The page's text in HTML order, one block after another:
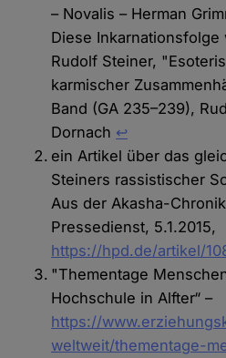
– Novalis – Herman
Diese
Rudolf Steiner,
karmischer
Band (GA 235–239),
Dornach ↩
ein Artikel über das
Steiners rassistischer
Aus der Akasha-
Pressedienst, 5.1.2015,
https://hpd.de/artikel/
"Thementage
Hochschule in Alfter“ –
https://
weltweit/thementage-